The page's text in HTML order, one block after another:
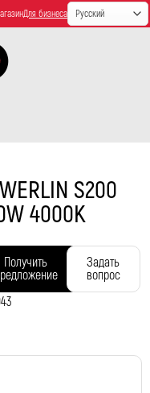
Для бизнеса
S200
4000K
Получить
Задать
вопрос